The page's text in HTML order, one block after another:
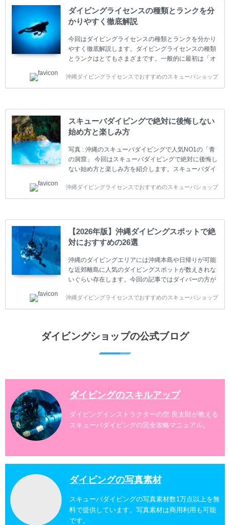
ダイビングライセンスの種類とランクを分
かりやすく徹底解説
今回はダイビングライセンスの種類とランクを分かり
やすく徹底解説します。ダイビングライセンスの種類
とランクはとてもさまざまです。一般的に最初は「オ
す。 ダイビングのライセンスカードはダイビングの教
育機関もしくは指導団体が発行しています。教育機関
ダイバーの育成・指導や安全管理、環境保全などの活
動をしています。 ダイビングライセンスの種類はエン
トリーレベルのライセンスからプロレベルのライセン
スまでランク分けされています。各教育機関(指導団
体)によってライセンスカードの名称、トレーニング内
容に違いがありま...
沖縄ダイビングライセンスでおすすめのスキューバショップ
スキューバダイビングで絶対に後悔しない
始め方と楽しみ方
写真 : 沖縄のスキューバダイビングで人気NO1の「青
の洞窟」 今回はスキューバダイビングで絶対に後悔し
ない始め方と楽しみ方を紹介します。スキューバダイ
やまだ始めて間もない初心者の方に必見の内容です。
スキューバダイビングの始め方と楽しみ方について学
ててしまうと、せっかく楽しみにしていたスキューバ
ダイビングが台無しになり後悔することになってしま
うかもしれません。 又、スキューバダイビングは事故
のリスクがあるスポーツでもあります。もしかしたら
危険な思いをしてしまうかもしれません。 今回は現地
ダイビング...
沖縄ダイビングライセンスでおすすめのスキューバショップ
【2026年版】沖縄ダイビングスポットで絶
対におすすめの26選
沖縄のダイビングエリアには沖縄本島や日帰りが可能
な近郊離島に人気のダイビングスポットが数えきれな
いぐらい存在します。今回の記事ではダイバーの方が
グスポットを紹介します。 当スクールは、沖縄本島で
は北谷町、嘉手納町、読谷村、恩納村、名護市、本部
案内しております。 ダイビングライセンスをお持ちの
沖縄ダイビングライセンスでおすすめのスキューバショップ
ダイビングショップの公式ブログ
ダイビングのスキルアップ
ダイビングインストラクターの空 良太郎が教える
スキューバダイビングの完全攻略マニュアル。
ダイビングの写真素材
スキューバダイビングの写真素材数1万点以上を無
料で提供しています。写真素材は商用利用も可能
です。